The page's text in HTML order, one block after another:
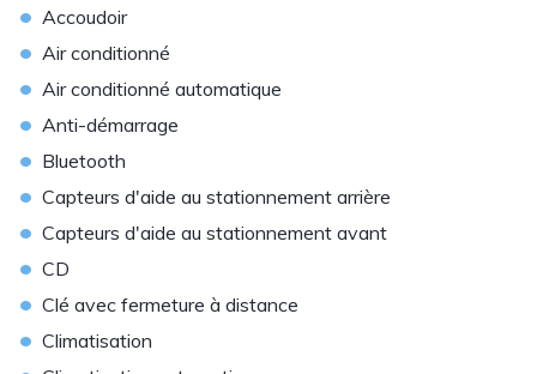
• Accoudoir
• Air conditionné
• Air conditionné automatique
• Anti-démarrage
• Bluetooth
• Capteurs d'aide au stationnement arrière
• Capteurs d'aide au stationnement avant
• CD
• Clé avec fermeture à distance
• Climatisation